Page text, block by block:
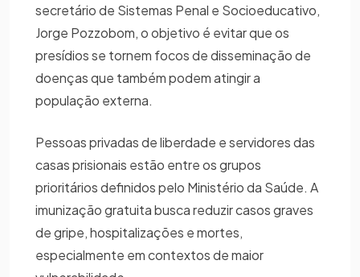
secretário de Sistemas Penal e Socioeducativo,
Jorge Pozzobom, o objetivo é evitar que os
presídios se tornem focos de disseminação de
doenças que também podem atingir a
população externa.
Pessoas privadas de liberdade e servidores das
casas prisionais estão entre os grupos
prioritários definidos pelo Ministério da Saúde. A
imunização gratuita busca reduzir casos graves
de gripe, hospitalizações e mortes,
especialmente em contextos de maior